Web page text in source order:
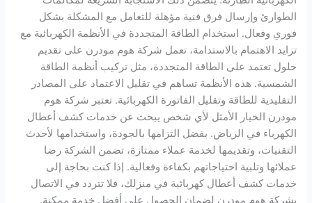
الطوارئ وإرسال فرق فنية مؤهلة للتعامل مع المشكلة بشكل
فوري وفعال. استخدام الطاقة المتجددة في الأنظمة الكهربائية مع
تزايد الاهتمام بالاستدامة، تعمل شركة هوم مودرن على تقديم
حلول تعتمد على الطاقة المتجددة، مثل تركيب أنظمة الطاقة
الشمسية. هذه الأنظمة تساهم في تقليل الاعتماد على المصادر
التقليدية للطاقة وتقليل الفاتورة الكهربائية. تعتبر شركة هوم
مودرن الخيار الأمثل لأي شخص يبحث عن خدمات كشف أعطال
الكهرباء في الرياض. بفضل التزامها بالجودة، واستخدامها لأحدث
التقنيات، وتقديمها لخدمة عملاء ممتازة، تضمن الشركة رضا
عملائها وتلبية احتياجاتهم بكفاءة وفعالية. إذا كنت بحاجة إلى
خدمات كشف أعطال كهربائية في منزلك، فلا تتردد في الاتصال